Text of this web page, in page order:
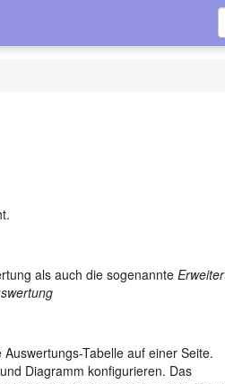
als auch die sogenannte
Tabelle auf einer Seite.
Diagramm konfigurieren. Das